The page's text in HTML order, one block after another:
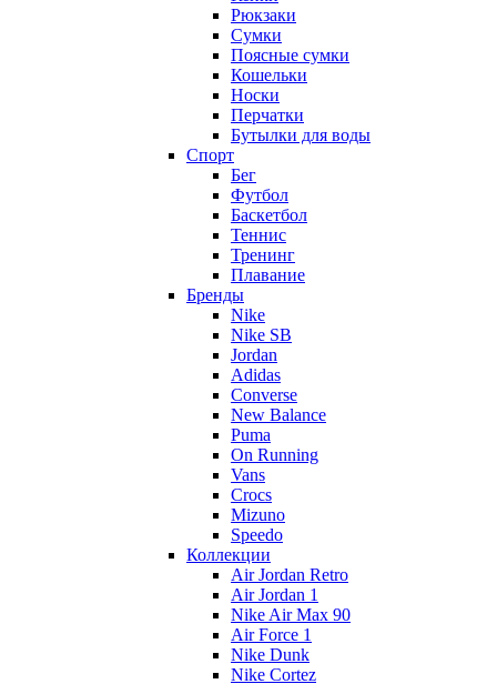
Рюкзаки
Сумки
Поясные сумки
Кошельки
Носки
Перчатки
Бутылки для воды
Спорт
Бег
Футбол
Баскетбол
Теннис
Тренинг
Плавание
Бренды
Nike
Nike SB
Jordan
Adidas
Converse
New Balance
Puma
On Running
Vans
Crocs
Mizuno
Speedo
Коллекции
Air Jordan Retro
Air Jordan 1
Nike Air Max 90
Air Force 1
Nike Dunk
Nike Cortez